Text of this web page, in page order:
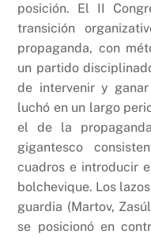
posición. El II
transición
propaganda, con
un partido
de intervenir y
luchó en un largo
el de la
gigantesco
cuadros e introducir
bolchevique. Los
guardia (Martov,
se posicionó en